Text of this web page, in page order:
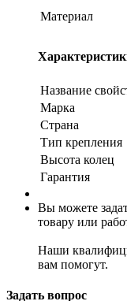
Материал
Название
Марка
Страна
Тип крепления
Высота колец
Гарантия
Вы можете
товару или
Наши
вам помогут.
Задать вопрос